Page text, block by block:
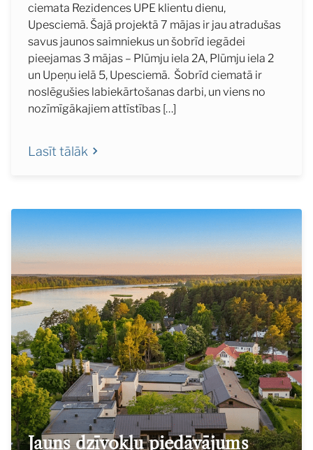
ciemata Rezidences UPE klientu dienu,
Upesciemā. Šajā projektā 7 mājas ir jau atradušas
savus jaunos saimniekus un šobrīd iegādei
pieejamas 3 mājas – Plūmju iela 2A, Plūmju iela 2
un Upeņu ielā 5, Upesciemā. Šobrīd ciematā ir
noslēgušies labiekārtošanas darbi, un viens no
nozīmīgākajiem attīstības […]
Lasīt tālāk
Jauns dzīvokļu piedāvājums